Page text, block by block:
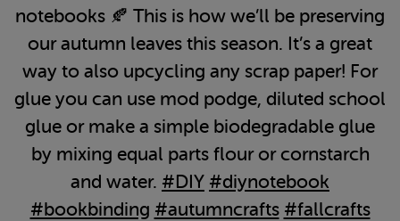
notebooks 🍂 This is how we’ll be preserving
our autumn leaves this season. It’s a great
way to also upcycling any scrap paper! For
glue you can use mod podge, diluted school
glue or make a simple biodegradable glue
by mixing equal parts flour or cornstarch
and water. #DIY #diynotebook
#bookbinding #autumncrafts #fallcrafts